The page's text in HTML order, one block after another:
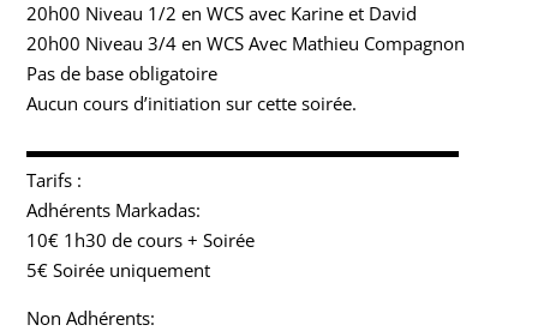
20h00 Niveau 1/2 en WCS avec Karine et David
20h00 Niveau 3/4 en WCS Avec Mathieu Compagnon
Pas de base obligatoire
Aucun cours d’initiation sur cette soirée.
▬▬▬▬▬▬▬▬▬▬▬▬▬▬▬▬▬▬▬▬▬▬▬▬
Tarifs :
Adhérents Markadas:
10€ 1h30 de cours + Soirée
5€ Soirée uniquement
Non Adhérents: